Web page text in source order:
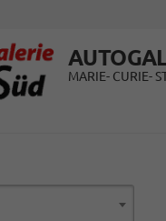
MARIE- CURIE-